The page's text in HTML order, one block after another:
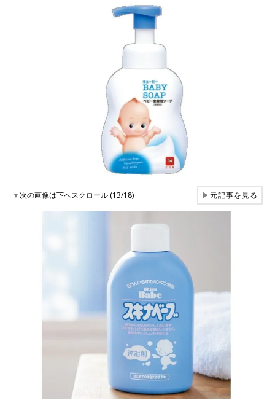
▼次の画像は下へスクロール (13/18) ▶元記事を見る